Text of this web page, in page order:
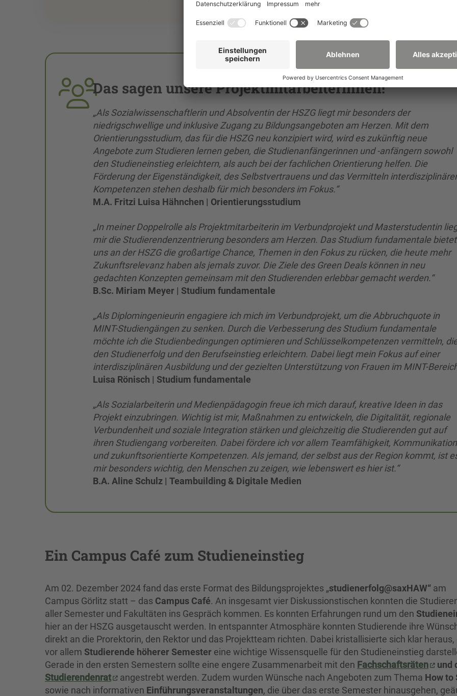
Das sagen unsere Projektmitarbeiterinnen!
„Als Sozialwissenschaftlerin und Absolventin der HSZG liegt mir besonders der
niedrigschwellige und inklusive Zugang zu Bildungsangeboten am Herzen. Mit dem
Orientierungsstudium, das für die HSZG neu konzipiert wird, wird es zukünftig neue
Angebote zum Studieren lernen geben, die Studienanfängerinnen und -anfängern sowohl
den Studieneinstieg erleichtern, als auch bei der fachlichen Orientierung helfen. Die
Förderung der Eigenständigkeit, des Selbstvertrauens und das Vermitteln interdisziplinärer
Kompetenzen stehen deshalb für mich besonders im Fokus.“
M.A. Fritzi Luisa Hähnchen | Orientierungsstudium
„In meiner Doppelrolle als Projektmitarbeiterin im Verbundprojekt und Masterstudentin
mir die Studierendenzentrierung besonders am Herzen. Das Studium fundamentale bietet
uns an der HSZG die großartige Chance, Themen in den Fokus zu rücken, die heute mehr
Zukunftsrelevanz haben als jemals zuvor. Die Ziele des Green Deals können in neu
gedachten Konzepten gemeinsam mit den Studierenden erlebbar gemacht werden.“
B.Sc. Miriam Meyer | Studium fundamentale
„Als Diplomingenieurin engagiere ich mich im Verbundprojekt, um die Abbruchquote in
MINT-Studiengängen zu senken. Durch die Verbesserung des Studium fundamentale
möchte ich die Studienbedingungen optimieren und Schlüsselkompetenzen vermitteln,
den Studienerfolg und den Berufseinstieg erleichtern. Dabei liegt mein Fokus auf einer
interdisziplinären Ausbildung und der gezielten Unterstützung von Frauen im MINT-
Luisa Rönisch | Studium fundamentale
„Als Sozialarbeiterin und Medienpädagogin freue ich mich darauf, kreative Ideen in das
Projekt einzubringen. Wichtig ist mir, Maßnahmen zu entwickeln, die Digitalität, regionale
Verbundenheit und soziale Integration stärken und gleichzeitig die Studierenden gut auf
ihren Studiengang vorbereiten. Dabei fördere ich vor allem Teamfähigkeit, Kommunikation
und zukunftsorientierte Kompetenzen. Als jemand, der selbst aus der Region kommt, ist
mir besonders wichtig, den Menschen zu zeigen, wie lebenswert es hier ist.“
B.A. Aline Schulz | Teambuilding & Digitale Medien
Ein Campus Café zum Studieneinstieg
Am 02. Dezember 2024 fand das erste Format des Bildungsprojektes „studienerfolg@saxHAW“ am
Campus Görlitz statt – das Campus Café. An insgesamt vier Diskussionstischen konnten die
aller Semester und Fakultäten ins Gespräch kommen. Es konnten Erfahrungen rund um den
hier an der HSZG ausgetauscht werden. In entspannter Atmosphäre konnten Studierende ihre
direkt an die Prorektorin, den Rektor und das Projektteam richten. Dabei kristallisierte sich klar heraus,
vor allem Studierende höherer Semester eine wichtige Wissensquelle für den Studieneinstieg
Gerade in den ersten Semestern sollte eine engere Zusammenarbeit mit den Fachschaftsräten
und
Studierendenrat
angestrebt werden. Zudem wurden Wünsche nach Angeboten zum Thema How to
sowie nach informativen Einführungsveranstaltungen, die über das erste Semester hinausgehen,